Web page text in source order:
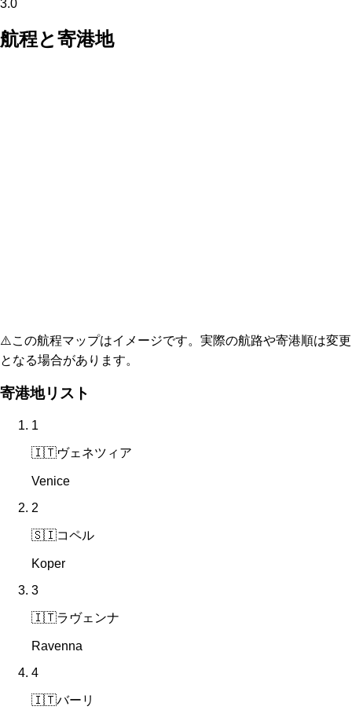
3.0
航程と寄港地
⚠️この航程マップはイメージです。実際の航路や寄港順は変更
となる場合があります。
寄港地リスト
1
🇮🇹ヴェネツィア
Venice
2
🇸🇮コペル
Koper
3
🇮🇹ラヴェンナ
Ravenna
4
🇮🇹バーリ